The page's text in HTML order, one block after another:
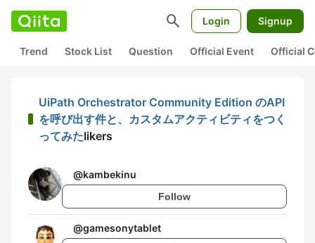
search Login Signup
Trend Stock List Question Official Event Official
UiPath Orchestrator Community Edition のAPI
を呼び出す件と、カスタムアクティビティをつく
ってみたlikers
@kambekinu
Follow
@gamesonytablet